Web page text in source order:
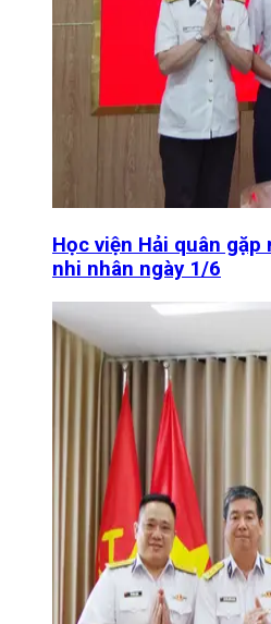
Học viện Hải quân
nhi nhân ngày 1/6